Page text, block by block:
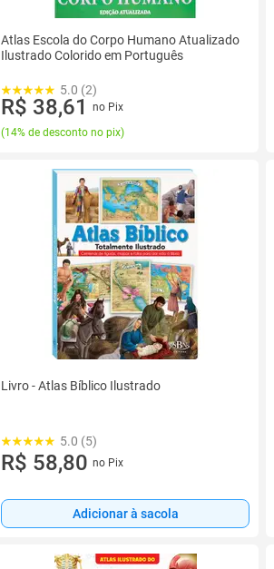
Atlas Escola do Corpo Humano Atualizado
Ilustrado Colorido em Português
5.0 (2)
R$ 38,61
no Pix
(14% de desconto no pix)
Livro - Atlas Bíblico Ilustrado
5.0 (5)
R$ 58,80 no Pix
Adicionar à sacola